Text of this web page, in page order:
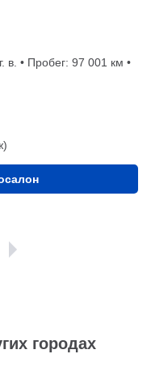
в. • Пробег: 97 001 км •
городах